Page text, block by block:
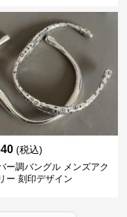
(税込)
ー調バングル メンズアク
ー 刻印デザイン